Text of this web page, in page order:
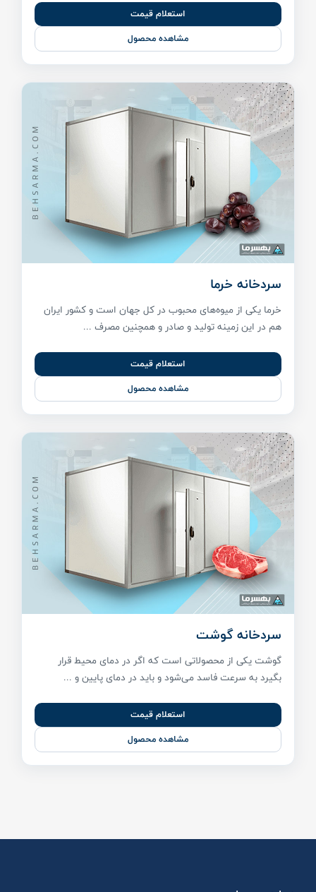
استعلام قیمت
مشاهده محصول
سردخانه خرما
خرما یکی از میوه‌های محبوب در کل جهان است و کشور ایران
هم در این زمینه تولید و صادر و همچنین مصرف ...
استعلام قیمت
مشاهده محصول
سردخانه گوشت
گوشت یکی از محصولاتی است که اگر در دمای محیط قرار
بگیرد به سرعت فاسد می‌شود و باید در دمای پایین و ...
استعلام قیمت
مشاهده محصول